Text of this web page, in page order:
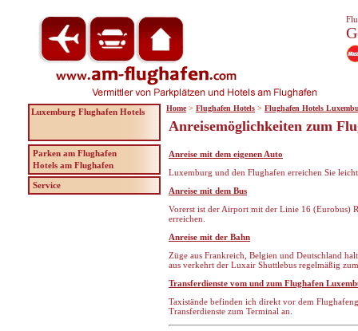
Anreisemöglichkeiten zum
Anreise mit dem eigenen Auto
Luxemburg und den Flughafen erreichen Sie
Anreise mit dem Bus
Vorerst ist der Airport mit der Linie 16 (Eurobus)
erreichen.
Anreise mit der Bahn
Züge aus Frankreich, Belgien und Deutschland
aus verkehrt der Luxair Shuttlebus regelmäßig
Transferdienste vom und zum Flughafen
Taxistände befinden ich direkt vor dem
Transferdienste zum Terminal an.
Luxemburg Flughafen Hotels
Parken am Flughafen
Hotels am Flughafen
Service
Home > Flughafen Hotels > Flughafen Hotels